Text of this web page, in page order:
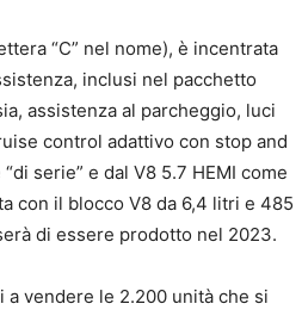
“C” nel nome), è incentrata
inclusi nel pacchetto
assistenza al parcheggio, luci
control adattivo con stop and
serie” e dal V8 5.7 HEMI come
con il blocco V8 da 6,4 litri e 485
di essere prodotto nel 2023.
vendere le 2.200 unità che si